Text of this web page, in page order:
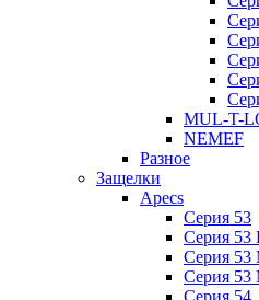
MUL-T-
NEMEF
Разное
Защелки
Apecs
Серия 53
Серия 53
Серия
Серия 53
Серия 54